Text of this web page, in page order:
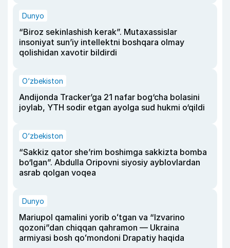
Dunyo
“Biroz sekinlashish kerak”. Mutaxassislar
insoniyat sun’iy intellektni boshqara olmay
qolishidan xavotir bildirdi
O‘zbekiston
Andijonda Tracker’ga 21 nafar bog‘cha bolasini
joylab, YTH sodir etgan ayolga sud hukmi o‘qildi
O‘zbekiston
“Sakkiz qator she’rim boshimga sakkizta bomba
bo‘lgan”. Abdulla Oripovni siyosiy ayblovlardan
asrab qolgan voqea
Dunyo
Mariupol qamalini yorib oʻtgan va “Izvarino
qozoni”dan chiqqan qahramon — Ukraina
armiyasi bosh qoʻmondoni Drapatiy haqida